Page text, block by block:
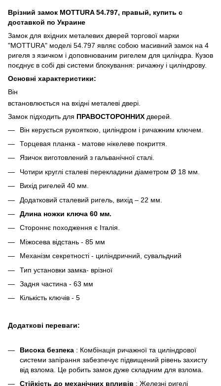
Врізний замок MOTTURA 54.797, правый, купить с
доставкой по Украине
Замок для вхідних металевих дверей торгової марки
"MOTTURA" моделі 54.797 являє собою масивний замок на 4
ригеля з язичком і доповнюваним ригелем для циліндра. Кузов
поєднує в собі дві системи блокування: ричажну і циліндрову.
Основні характеристики:
Він
встановлюється на вхідні металеві двері.
Замок підходить для ПРАВОСТОРОННИХ дверей.
Він керується рукояткою, циліндром і ричажним ключем.
Торцевая планка - матове нікелеве покриття.
Язичок виготовлений з гальванічної сталі.
Чотири круглі сталеві перекладини діаметром Ø 18 мм.
Вихід ригелей 40 мм.
Додатковий сталевий ригель, вихід – 22 мм.
Длина ножки ключа 60 мм.
Стороннє походження є Італія.
Міжосева відстань - 85 мм
Механізм секретності - циліндричний, сувальдний
Тип установки замка- врізної
Задня частина - 63 мм
Кількість ключів - 5
Додаткові переваги:
Висока безпека : Комбінація ричажної та циліндрової
системи запірання забезпечує підвищений рівень захисту
від взлома. Це робить замок дуже складним для взлома.
Стійкість до механічних впливів : Железні ригелі